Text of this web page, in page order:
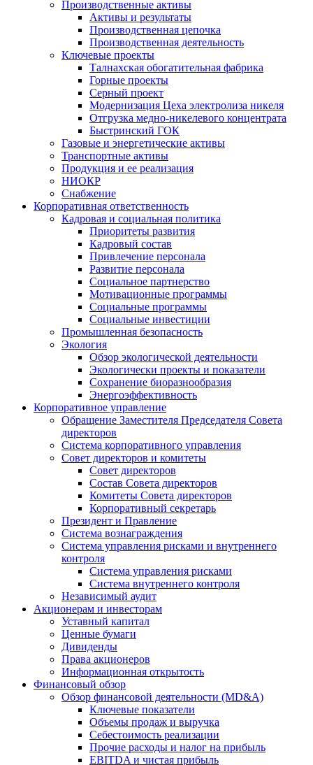
Производственные активы
Активы и результаты
Производственная цепочка
Производственная деятельность
Ключевые проекты
Талнахская обогатительная фабрика
Горные проекты
Серный проект
Модернизация Цеха электролиза никеля
Отгрузка медно-никелевого концентрата
Быстринский ГОК
Газовые и энергетические активы
Транспортные активы
Продукция и ее реализация
НИОКР
Снабжение
Корпоративная ответственность
Кадровая и социальная политика
Приоритеты развития
Кадровый состав
Привлечение персонала
Развитие персонала
Социальное партнерство
Мотивационные программы
Социальные программы
Социальные инвестиции
Промышленная безопасность
Экология
Обзор экологической деятельности
Экологически проекты и показатели
Сохранение биоразнообразия
Энергоэффективность
Корпоративное управление
Обращение Заместителя Председателя Совета
директоров
Система корпоративного управления
Совет директоров и комитеты
Совет директоров
Состав Совета директоров
Комитеты Совета директоров
Корпоративный секретарь
Президент и Правление
Система вознаграждения
Система управления рисками и внутреннего
контроля
Система управления рисками
Система внутреннего контроля
Независимый аудит
Акционерам и инвесторам
Уставный капитал
Ценные бумаги
Дивиденды
Права акционеров
Информационная открытость
Финансовый обзор
Обзор финансовой деятельности (MD&A)
Ключевые показатели
Объемы продаж и выручка
Себестоимость реализации
Прочие расходы и налог на прибыль
EBITDA и чистая прибыль